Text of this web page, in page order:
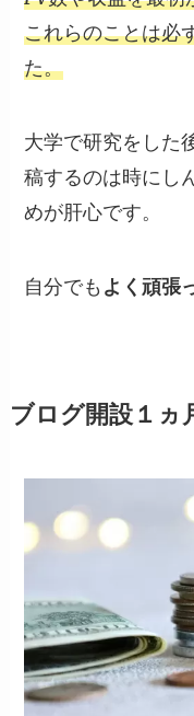
これらのことは必
た。
大学で研究をした
稿するのは時にし
めが肝心です。
自分でも よく頑張
ブログ開設１ヵ